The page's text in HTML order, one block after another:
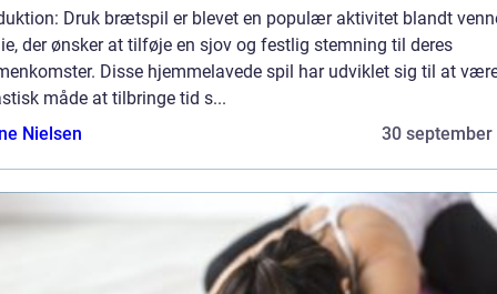
Druk brætspil er blevet en populær aktivitet blandt
der ønsker at tilføje en sjov og festlig stemning til deres
Disse hjemmelavede spil har udviklet sig til at
måde at tilbringe tid s...
Nielsen
30 september